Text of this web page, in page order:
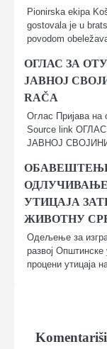
Pionirska ekipa
gostovala je u
povodom
ОГЛАС ЗА
ЈАВНОЈ
RAČA
Оглас Пријава на
Source link
ЈАВНОЈ
УТИЦАЈА
ЖИВОТНУ
Одељење за
развој
процeни утицаја
Komentariši